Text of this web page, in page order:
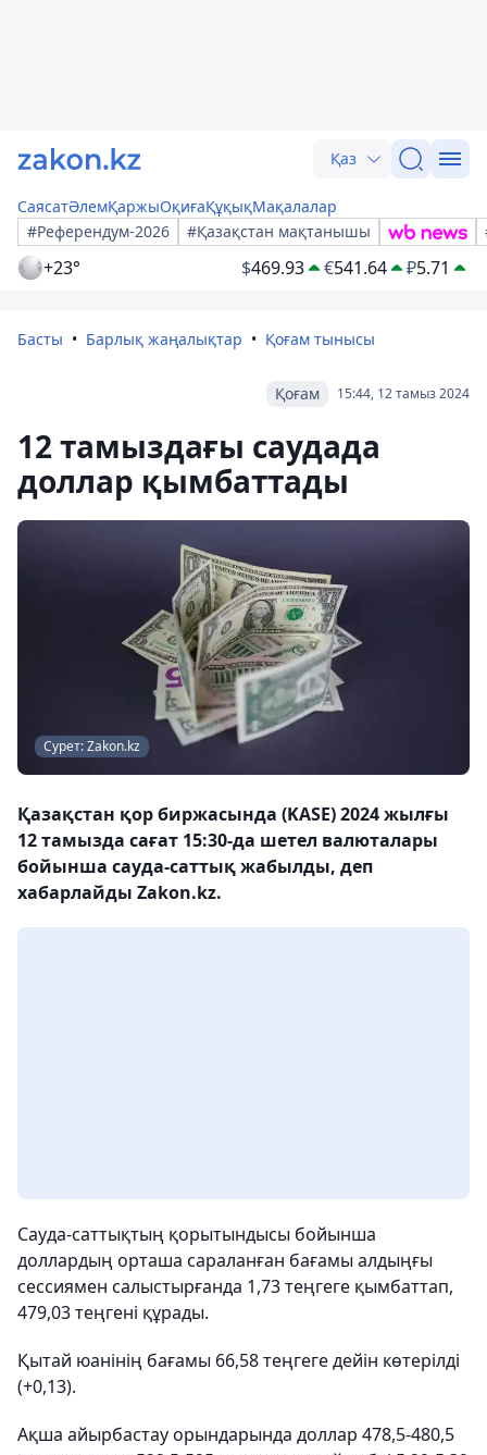
Қаз
СаясатӘлемҚаржыОқиғаҚұқықМақалалар
#Референдум-2026
#Қазақстан мақтанышы
+23° $469.93 €541.64 ₽5.71
Басты Барлық жаңалықтар Қоғам тынысы
15:44, 12 тамыз 2024
Қоғам
12 тамыздағы саудада
доллар қымбаттады
Сурет: Zakon.kz
Қазақстан қор биржасында (KASE) 2024 жылғы
12 тамызда сағат 15:30-да шетел валюталары
бойынша сауда-саттық жабылды, деп
хабарлайды Zakon.kz.
Сауда-саттықтың қорытындысы бойынша
доллардың орташа сараланған бағамы алдыңғы
сессиямен салыстырғанда 1,73 теңгеге қымбаттап,
479,03 теңгені құрады.
Қытай юанінің бағамы 66,58 теңгеге дейін көтерілді
(+0,13).
Ақша айырбастау орындарында доллар 478,5-480,5